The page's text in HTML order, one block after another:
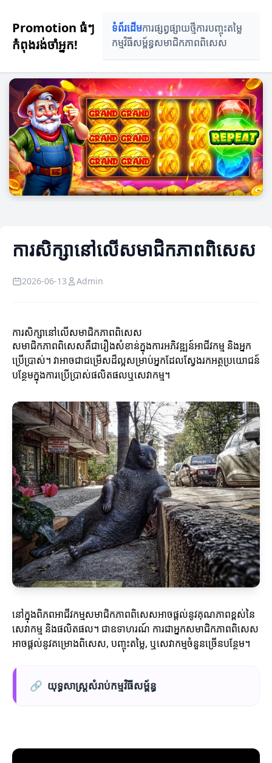
Promotion ធំៗ
កំពុងរង់ចាំអ្នក!
ទំព័រដើមការផ្សព្វផ្សាយថ្មីការបញ្ចុះតម្លៃ
កម្មវិធីសម្ព័ន្ធសមាជិកភាពពិសេស
ការសិក្សានៅលើសមាជិកភាពពិសេស
2026-06-13 Admin
ការសិក្សានៅលើសមាជិកភាពពិសេស
សមាជិកភាពពិសេសគឺជារឿងសំខាន់ក្នុងការអភិវឌ្ឍន៍អាជីវកម្ម និងអ្នក
ប្រើប្រាស់។ វាអាចជាជម្រើសដ៏ល្អសម្រាប់អ្នកដែលស្វែងរកអត្ថប្រយោជន៍
បន្ថែមក្នុងការប្រើប្រាស់ផលិតផលឬសេវាកម្ម។
នៅក្នុងពិភពអាជីវកម្មសមាជិកភាពពិសេសអាចផ្តល់នូវគុណភាពខ្ពស់នៃ
សេវាកម្ម និងផលិតផល។ ជាឧទាហរណ៍ ការជាអ្នកសមាជិកភាពពិសេស
អាចផ្តល់នូវគម្រោងពិសេស, បញ្ចុះតម្លៃ, ឬសេវាកម្មចំនួនច្រើនបន្ថែម។
🔗 យុទ្ធសាស្ត្រសំរាប់កម្មវិធីសម្ព័ន្ធ